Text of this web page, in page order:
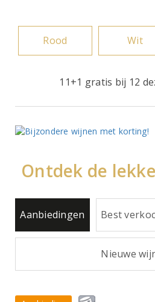
Rood Wit
11+1 gratis bij 12
Ontdek de
Aanbiedingen Best
Nieuwe